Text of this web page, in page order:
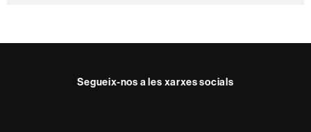
c
Segueix-nos a les xarxes socials